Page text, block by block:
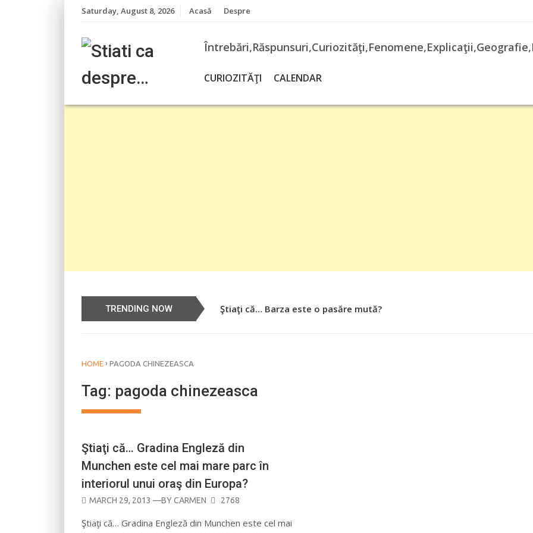
Saturday, August 8, 2026 Acasă Despre
CURIOZITĂŢI CALENDAR
TRENDING NOW Ştiaţi că… Barza este o pasăre mută?
Știați că… Roşiile îsi păstrează substanţele benefice organismului
HOME › PAGODA CHINEZEASCA
Tag: pagoda chinezeasca
Ştiaţi că… Gradina Engleză din
Munchen este cel mai mare parc în
interiorul unui oraş din Europa?
POSTED
MARCH 29, 2013 —BYCARMEN 2768
Ştiaţi că… Gradina Engleză din Munchen este cel mai